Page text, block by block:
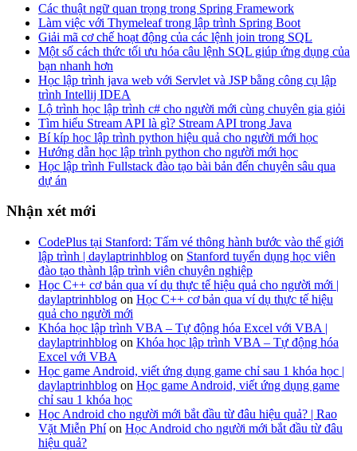
Các thuật ngữ quan trọng trong Spring Framework
Làm việc với Thymeleaf trong lập trình Spring Boot
Giải mã cơ chế hoạt động của các lệnh join trong SQL
Một số cách thức tối ưu hóa câu lệnh SQL giúp ứng dụng của
bạn nhanh hơn
Học lập trình java web với Servlet và JSP bằng công cụ lập
trình Intellij IDEA
Lộ trình học lập trình c# cho người mới cùng chuyên gia giỏi
Tìm hiểu Stream API là gì? Stream API trong Java
Bí kíp học lập trình python hiệu quả cho người mới học
Hướng dẫn học lập trình python cho người mới học
Học lập trình Fullstack đào tạo bài bản đến chuyên sâu qua
dự án
Nhận xét mới
CodePlus tại Stanford: Tấm vé thông hành bước vào thế giới
lập trình | daylaptrinhblog on Stanford tuyển dụng học viên
đào tạo thành lập trình viên chuyên nghiệp
Học C++ cơ bản qua ví dụ thực tế hiệu quả cho người mới |
daylaptrinhblog on Học C++ cơ bản qua ví dụ thực tế hiệu
quả cho người mới
Khóa học lập trình VBA – Tự động hóa Excel với VBA |
daylaptrinhblog on Khóa học lập trình VBA – Tự động hóa
Excel với VBA
Học game Android, viết ứng dụng game chỉ sau 1 khóa học |
daylaptrinhblog on Học game Android, viết ứng dụng game
chỉ sau 1 khóa học
Học Android cho người mới bắt đầu từ đâu hiệu quả? | Rao
Vặt Miễn Phíon Học Android cho người mới bắt đầu từ đâu
hiệu quả?